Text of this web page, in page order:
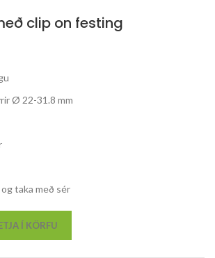
clip on festing
Ø 22-31.8 mm
taka með sér
Í KÖRFU